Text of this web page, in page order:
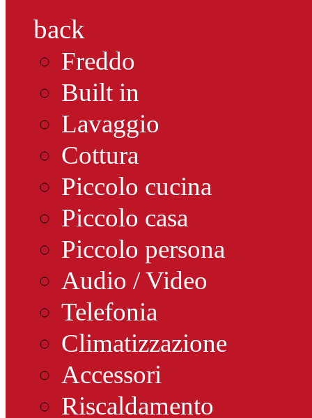
back
Freddo
Built in
Lavaggio
Cottura
Piccolo cucina
Piccolo casa
Piccolo persona
Audio / Video
Telefonia
Climatizzazione
Accessori
Riscaldamento